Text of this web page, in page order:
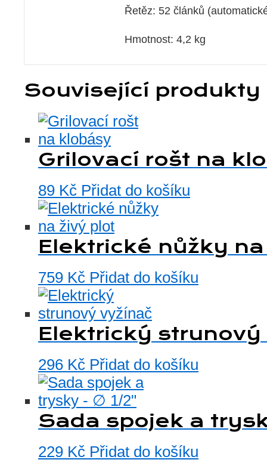
Řetěz: 52 článků
Hmotnost: 4,2 kg
Související produkty
Grilovací rošt na
89 Kč Přidat do košíku
Elektrické nůžky
759 Kč Přidat do košíku
Elektrický strunový
296 Kč Přidat do košíku
Sada spojek a
229 Kč Přidat do košíku